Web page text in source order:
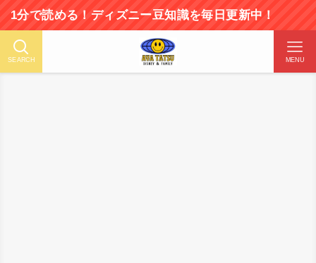
める！ディズニー豆知識を毎日更新中！
SEARCH MENU